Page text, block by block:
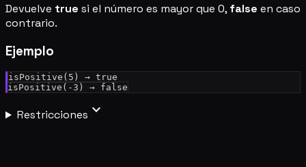
Devuelve true si el número es mayor que 0, false en caso
contrario.
Ejemplo
isPositive(5) → true
Restricciones expand_more